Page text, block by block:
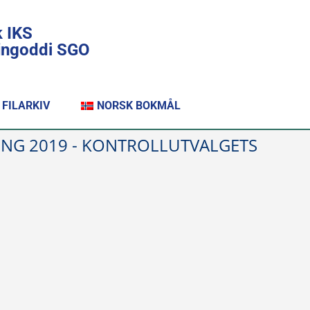
IKS
SGO
FILARKIV NORSK BOKMÅL
2019 - KONTROLLUTVALGETS